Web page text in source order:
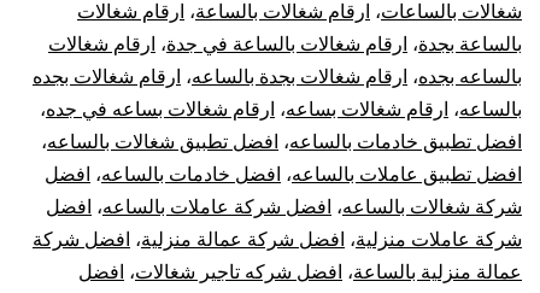
شغالات بالساعات، ارقام شغالات بالساعة، ارقام شغالات
بالساعة بجدة، ارقام شغالات بالساعة في جدة، ارقام شغالات
بالساعه بجده، ارقام شغالات بجدة بالساعه، ارقام شغالات بجده
بالساعه، ارقام شغالات بساعه، ارقام شغالات بساعه في جده،
افضل تطبيق خادمات بالساعه، افضل تطبيق شغالات بالساعه،
افضل تطبيق عاملات بالساعه، افضل خادمات بالساعه، افضل
شركة شغالات بالساعه، افضل شركة عاملات بالساعه، افضل
شركة عاملات منزلية، افضل شركة عمالة منزلية، افضل شركة
عمالة منزلية بالساعة، افضل شركه تاجير شغالات، افضل